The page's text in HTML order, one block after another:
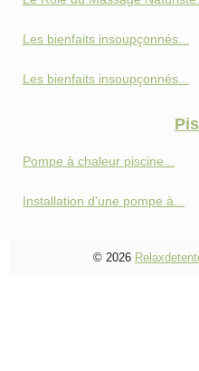
Les bienfaits insoupçonnés...
Les bienfaits insoupçonnés...
Pompe à chaleur piscine...
Installation d'une pompe à...
© 2026